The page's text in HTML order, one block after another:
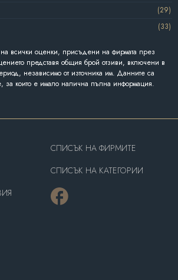
(29)
(33)
на всички оценки, присъдени на фирмата през
представя общия брой отзиви, включени в
независимо от източника им. Данните са
за които е имало налична пълна информация.
СПИСЪК НА ФИРМИТЕ
СПИСЪК НА КАТЕГОРИИ